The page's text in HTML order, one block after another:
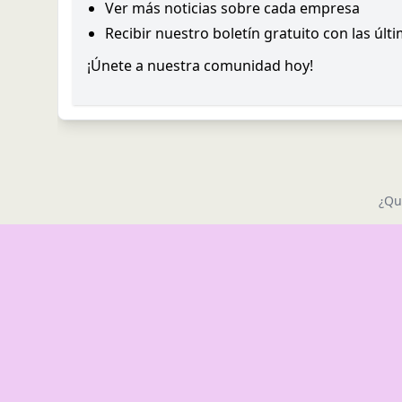
Ver más noticias sobre cada empresa
Recibir nuestro boletín gratuito con las
¡Únete a nuestra comunidad hoy!